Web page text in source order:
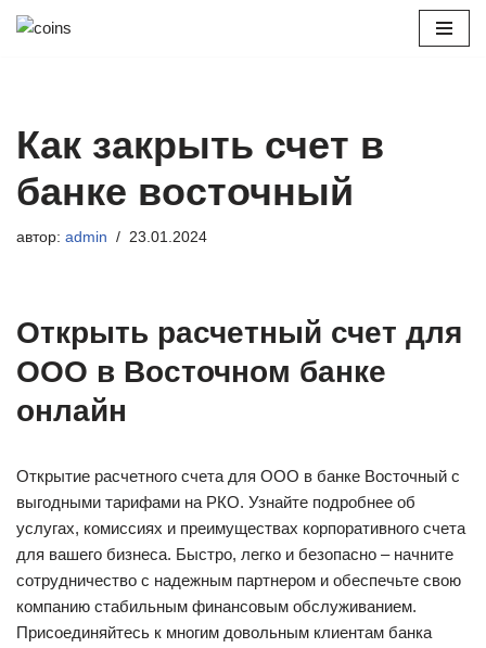
Как закрыть счет в
банке восточный
автор: admin 23.01.2024
Открыть расчетный счет для
ООО в Восточном банке
онлайн
Открытие расчетного счета для ООО в банке Восточный с
выгодными тарифами на РКО. Узнайте подробнее об
услугах, комиссиях и преимуществах корпоративного счета
для вашего бизнеса. Быстро, легко и безопасно – начните
сотрудничество с надежным партнером и обеспечьте свою
компанию стабильным финансовым обслуживанием.
Присоединяйтесь к многим довольным клиентам банка